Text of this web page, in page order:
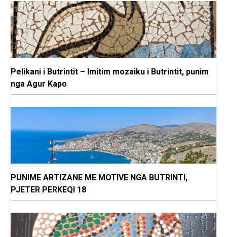
Pelikani i Butrintit – Imitim mozaiku i Butrintit, punim
nga Agur Kapo
PUNIME ARTIZANE ME MOTIVE NGA BUTRINTI,
PJETER PERKEQI 18